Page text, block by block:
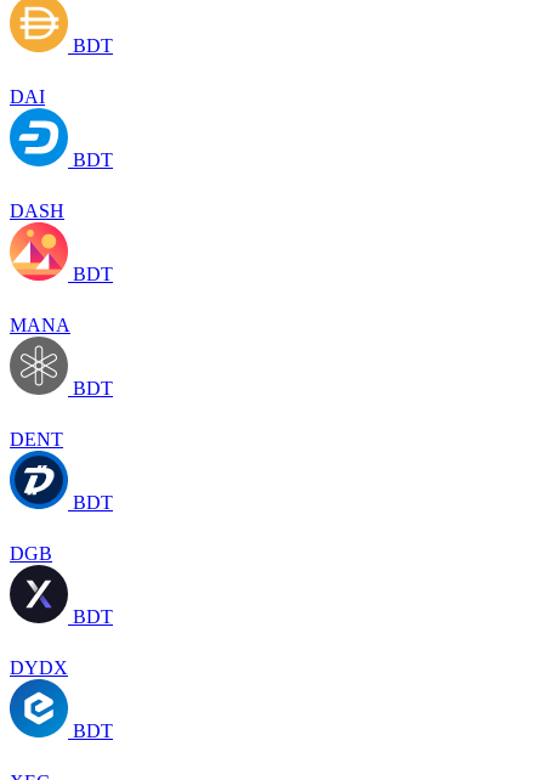
BDT
DAI
BDT
DASH
BDT
MANA
BDT
DENT
BDT
DGB
BDT
DYDX
BDT